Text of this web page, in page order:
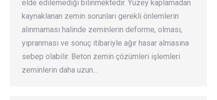
elde edilemediği bilinmektedir. Yüzey kaplamadan
kaynaklanan zemin sorunları gerekli önlemlerin
alınmaması halinde zeminlerin deforme, olması,
yıpranması ve sonuç itibariyle ağır hasar almasına
sebep olabilir. Beton zemin çözümleri işlemleri
zeminlerin daha uzun…